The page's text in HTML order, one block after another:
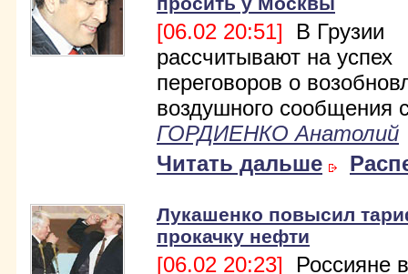
[06.02 20:51] В Грузии
рассчитывают на успех
переговоров о
воздушного сообщения
ГОРДИЕНКО Анатолий
Читать дальше
Лукашенко повысил
прокачку нефти
[06.02 20:23] Россияне